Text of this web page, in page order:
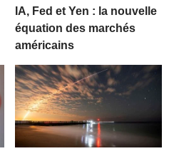
IA, Fed et Yen : la nouvelle
équation des marchés
américains